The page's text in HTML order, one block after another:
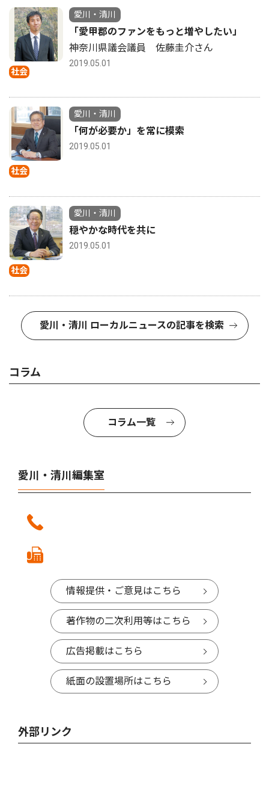
社会
愛川・清川
「愛甲郡のファンをもっと増やしたい」
神奈川県議会議員 佐藤圭介さん
2019.05.01
社会
愛川・清川
「何が必要か」を常に模索
2019.05.01
社会
愛川・清川
穏やかな時代を共に
2019.05.01
愛川・清川 ローカルニュースの記事を検索
コラム
コラム一覧
愛川・清川編集室
情報提供・ご意見はこちら
著作物の二次利用等はこちら
広告掲載はこちら
紙面の設置場所はこちら
外部リンク